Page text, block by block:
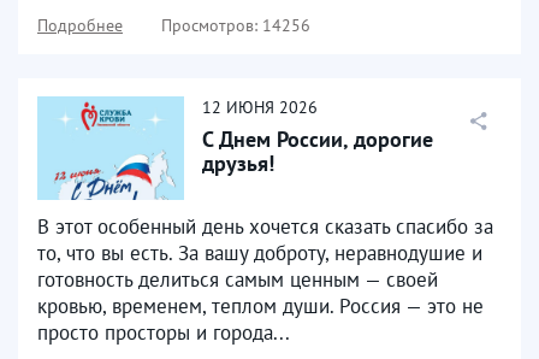
Подробнее Просмотров: 14256
12 ИЮНЯ 2026
С Днем России, дорогие
друзья!
В этот особенный день хочется сказать спасибо за
то, что вы есть. За вашу доброту, неравнодушие и
готовность делиться самым ценным — своей
кровью, временем, теплом души. Россия — это не
просто просторы и города...